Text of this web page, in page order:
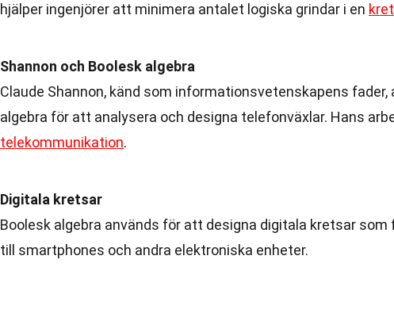
hjälper ingenjörer att minimera antalet logiska grindar i en
Shannon och Boolesk algebra
Claude Shannon, känd som informationsvetenskapens fader,
algebra för att analysera och designa telefonväxlar. Hans
telekommunikation.
Digitala kretsar
Boolesk algebra används för att designa digitala kretsar
till smartphones och andra elektroniska enheter.